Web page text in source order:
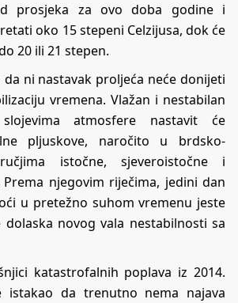
prosjeka za ovo doba godine i
oko 15 stepeni Celzijusa, dok će
20 ili 21 stepen.
da ni nastavak proljeća neće donijeti
vremena. Vlažan i nestabilan
atmosfere nastavit će
pljuskove, naročito u brdsko-
istočne, sjeveroistočne i
njegovim riječima, jedini dan
u pretežno suhom vremenu jeste
dolaska novog vala nestabilnosti sa
katastrofalnih poplava iz 2014.
istakao da trenutno nema najava